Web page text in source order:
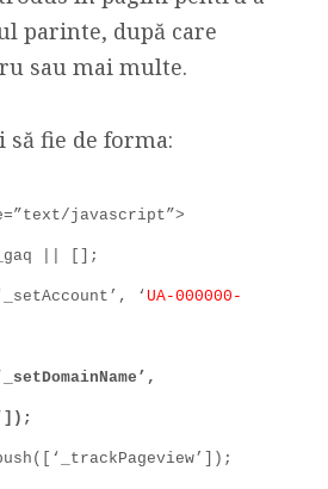
parinte, după care
sau mai multe.
fie de forma:
javascript”>
|| [];
‘ UA-000000-